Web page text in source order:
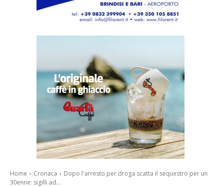
Home Cronaca
Dopo l'arresto per droga scatta il sequestro per un
30enne: sigilli ad...